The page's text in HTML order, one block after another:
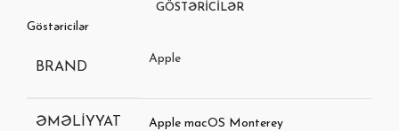
GÖSTƏRICILƏR
Göstəricilər
BRAND
Apple
ƏMƏLIYYAT
Apple macOS Monterey